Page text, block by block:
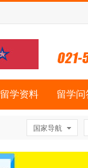
留学资料 留学问
国家导航